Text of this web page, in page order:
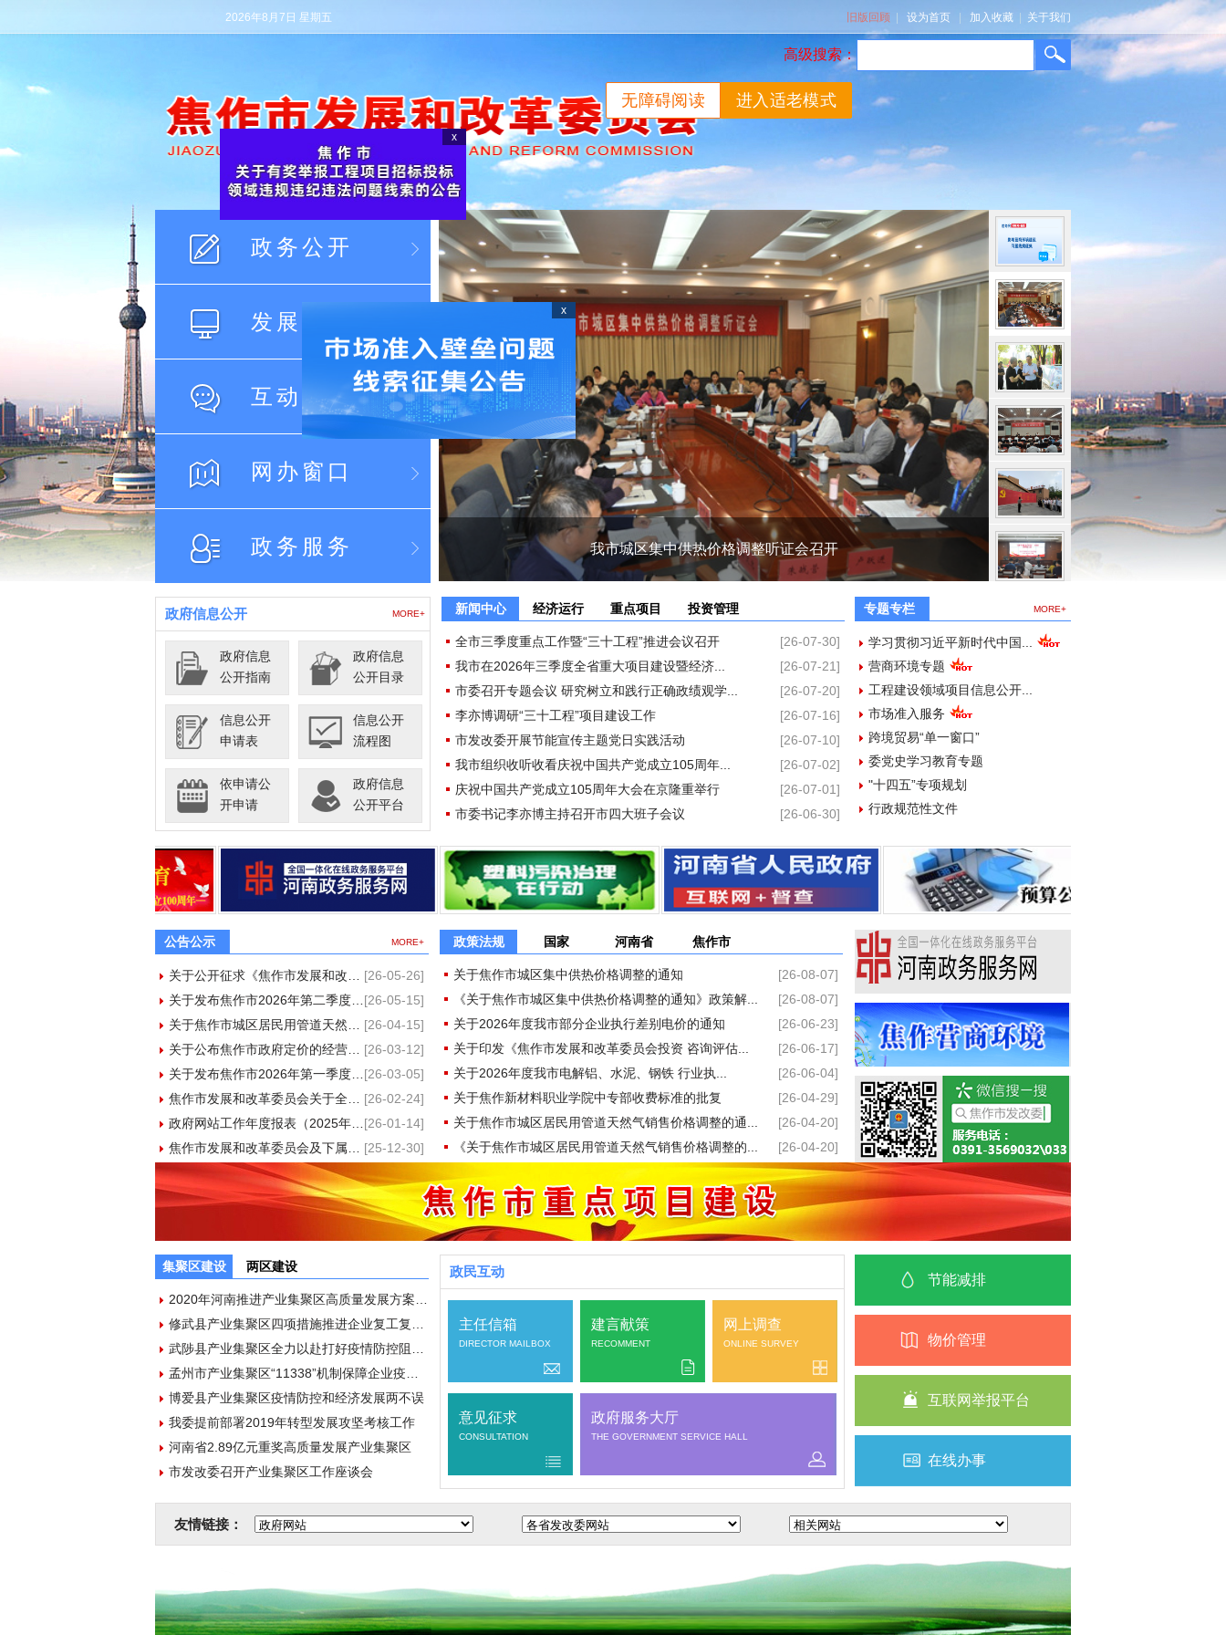
2026年8月7日 星期五 旧版回顾 设为首页 加入收藏 关于我们
高级搜索：
无障碍阅读 进入适老模式
我市城区集中供热价格调整听证会召开
政 务公 开
发 展
互 动 交流
网 办 窗 口
政 务 服 务
MORE+
政府信息公开
政府信息
公开指南
政府信息
公开目录
信息公开
申请表
信息公开
流程图
依申请公
开申请
政府信息
公开平台
新闻中心 经济运行 重点项目 投资管理
[26-07-30]
全市三季度重点工作暨“三十工程”推进会议召开
[26-07-21]
我市在2026年三季度全省重大项目建设暨经济...
[26-07-20]
市委召开专题会议 研究树立和践行正确政绩观学...
[26-07-16]
李亦博调研“三十工程”项目建设工作
[26-07-10]
市发改委开展节能宣传主题党日实践活动
[26-07-02]
我市组织收听收看庆祝中国共产党成立105周年...
[26-07-01]
庆祝中国共产党成立105周年大会在京隆重举行
[26-06-30]
市委书记李亦博主持召开市四大班子会议
MORE+
专题专栏
学习贯彻习近平新时代中国...
营商环境专题
工程建设领域项目信息公开...
市场准入服务
跨境贸易“单一窗口”
委党史学习教育专题
"十四五”专项规划
行政规范性文件
MORE+
公告公示
[26-05-26]
关于公开征求《焦作市发展和改革委员会投资咨询评估管理办法（征求意见稿）...
[26-05-15]
关于发布焦作市2026年第二季度分布式光伏承载力评估等级结果的公告
[26-04-15]
关于焦作市城区居民用管道天然气销售价格调整的公告
[26-03-12]
关于公布焦作市政府定价的经营服务性目录 清单（2026版）的公告
[26-03-05]
关于发布焦作市2026年第一季度分布式光伏承载力 评估等级结果的公告
[26-02-24]
焦作市发展和改革委员会关于全省融入服务全国统一大市场工作先进集体和先进...
[26-01-14]
政府网站工作年度报表（2025年度）
[25-12-30]
焦作市发展和改革委员会及下属单位综合性涉企收费目录清单
政策法规 国家 河南省 焦作市
[26-08-07]
关于焦作市城区集中供热价格调整的通知
[26-08-07]
《关于焦作市城区集中供热价格调整的通知》政策解...
[26-06-23]
关于2026年度我市部分企业执行差别电价的通知
[26-06-17]
关于印发《焦作市发展和改革委员会投资 咨询评估...
[26-06-04]
关于2026年度我市电解铝、水泥、钢铁 行业执...
[26-04-29]
关于焦作新材料职业学院中专部收费标准的批复
[26-04-20]
关于焦作市城区居民用管道天然气销售价格调整的通...
[26-04-20]
《关于焦作市城区居民用管道天然气销售价格调整的...
集聚区建设 两区建设
博爱县产业集聚区疫情防控和经济发展两不误
我委提前部署2019年转型发展攻坚考核工作
河南省2.89亿元重奖高质量发展产业集聚区
市发改委召开产业集聚区工作座谈会
政民互动
主任信箱
DIRECTOR MAILBOX
建言献策
RECOMMENT
网上调查
ONLINE SURVEY
意见征求
CONSULTATION
政府服务大厅
THE GOVERNMENT SERVICE HALL
节能减排
物价管理
互联网举报平台
在线办事
友情链接：